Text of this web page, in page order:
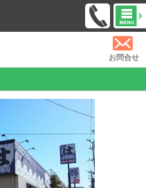
お問合せ